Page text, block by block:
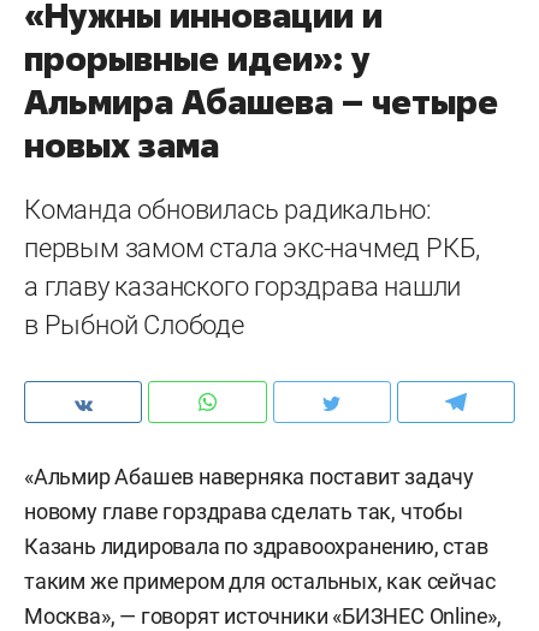
«Нужны инновации и
прорывные идеи»: у
Альмира Абашева – четыре
новых зама
Команда обновилась радикально:
первым замом стала экс-начмед РКБ,
а главу казанского горздрава нашли
в Рыбной Слободе
«Альмир Абашев наверняка поставит задачу
новому главе горздрава сделать так, чтобы
Казань лидировала по здравоохранению, став
таким же примером для остальных, как сейчас
Москва», — говорят источники «БИЗНЕС Online»,